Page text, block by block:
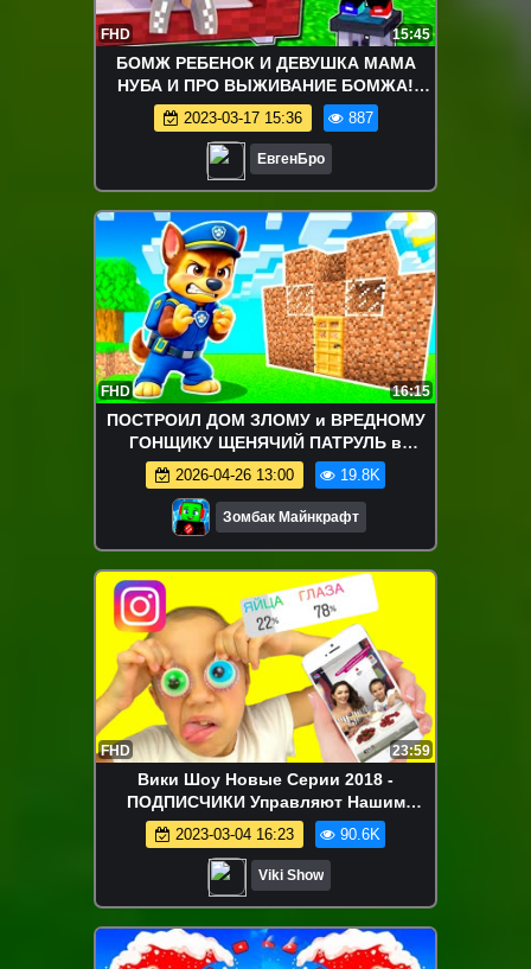
FHD 15:45
БОМЖ РЕБЕНОК И ДЕВУШКА МАМА
НУБА И ПРО ВЫЖИВАНИЕ БОМЖА!
МАЙНКРАФТ В РЕАЛЬНОЙ ЖИЗНИ
ВИДЕО ТРОЛЛИНГ
2023-03-17 15:36 887
ЕвгенБро
FHD 16:15
ПОСТРОИЛ ДОМ ЗЛОМУ и ВРЕДНОМУ
ГОНЩИКУ ЩЕНЯЧИЙ ПАТРУЛЬ в
МАЙНКРАФТ
2026-04-26 13:00 19.8K
Зомбак Майнкрафт
FHD 23:59
Вики Шоу Новые Серии 2018 -
ПОДПИСЧИКИ Управляют Нашим
ЧЕЛЛЕНДЖЕМ Instagram Followers
Control Challenge / Вики Шоу
2023-03-04 16:23 90.6K
Viki Show